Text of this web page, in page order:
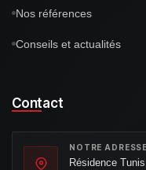
Nos références
Conseils et actualités
Contact
NOTRE ADRESSE
Résidence